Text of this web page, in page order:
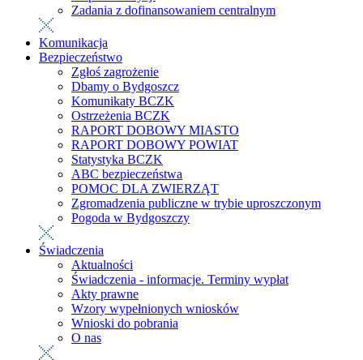
Zadania z dofinansowaniem centralnym
Komunikacja
Bezpieczeństwo
Zgłoś zagrożenie
Dbamy o Bydgoszcz
Komunikaty BCZK
Ostrzeżenia BCZK
RAPORT DOBOWY MIASTO
RAPORT DOBOWY POWIAT
Statystyka BCZK
ABC bezpieczeństwa
POMOC DLA ZWIERZĄT
Zgromadzenia publiczne w trybie uproszczonym
Pogoda w Bydgoszczy
Świadczenia
Aktualności
Świadczenia - informacje. Terminy wypłat
Akty prawne
Wzory wypełnionych wniosków
Wnioski do pobrania
O nas